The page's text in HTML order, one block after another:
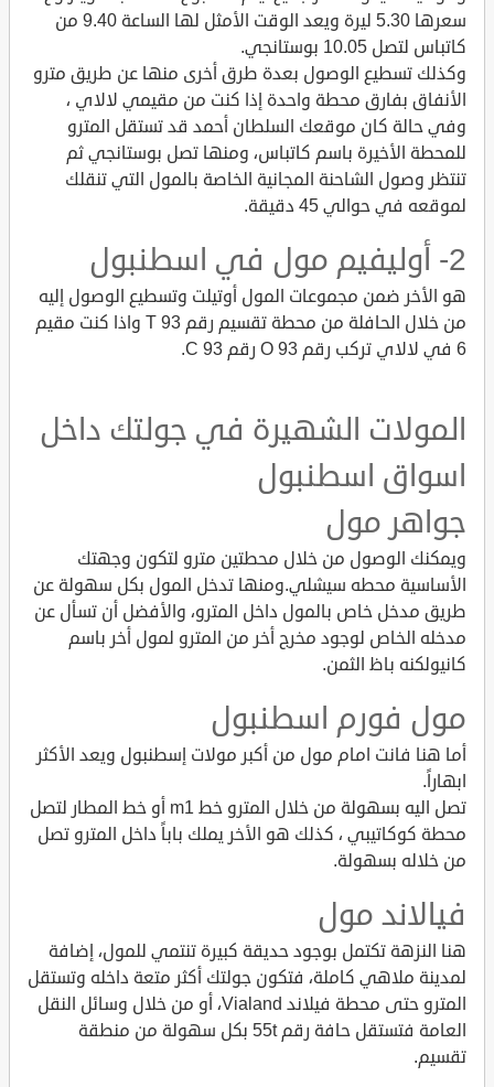
سعرها 5.30 ليرة ويعد الوقت الأمثل لها الساعة 9.40 من
كاتباس لتصل 10.05 بوستانجي.
وكذلك تسطيع الوصول بعدة طرق أخرى منها عن طريق مترو
الأنفاق بفارق محطة واحدة إذا كنت من مقيمي لالاي ،
وفي حالة كان موقعك السلطان أحمد قد تستقل المترو
للمحطة الأخيرة باسم كاتباس، ومنها تصل بوستانجي ثم
تنتظر وصول الشاحنة المجانية الخاصة بالمول التي تنقلك
لموقعه في حوالي 45 دقيقة.
2- أوليفيم مول في اسطنبول
هو الأخر ضمن مجموعات المول أوتيلت وتسطيع الوصول إليه
من خلال الحافلة من محطة تقسيم رقم 93 T واذا كنت مقيم
6 في لالاي تركب رقم 93 O رقم 93 C.
المولات الشهيرة في جولتك داخل
اسواق اسطنبول
جواهر مول
ويمكنك الوصول من خلال محطتين مترو لتكون وجهتك
الأساسية محطه سيشلي.ومنها تدخل المول بكل سهولة عن
طريق مدخل خاص بالمول داخل المترو، والأفضل أن تسأل عن
مدخله الخاص لوجود مخرج أخر من المترو لمول أخر باسم
كانيولكنه باظ الثمن.
مول فورم اسطنبول
أما هنا فانت امام مول من أكبر مولات إسطنبول ويعد الأكثر
ابهاراً.
تصل اليه بسهولة من خلال المترو خط m1 أو خط المطار لتصل
محطة كوكاتيبي ، كذلك هو الأخر يملك باباً داخل المترو تصل
من خلاله بسهولة.
فيالاند مول
هنا النزهة تكتمل بوجود حديقة كبيرة تنتمي للمول، إضافة
لمدينة ملاهي كاملة، فتكون جولتك أكثر متعة داخله وتستقل
المترو حتى محطة فيلاند Vialand، أو من خلال وسائل النقل
العامة فتستقل حافة رقم 55t بكل سهولة من منطقة
تقسيم.